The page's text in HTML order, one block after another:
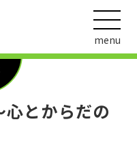
menu
とからだの
画